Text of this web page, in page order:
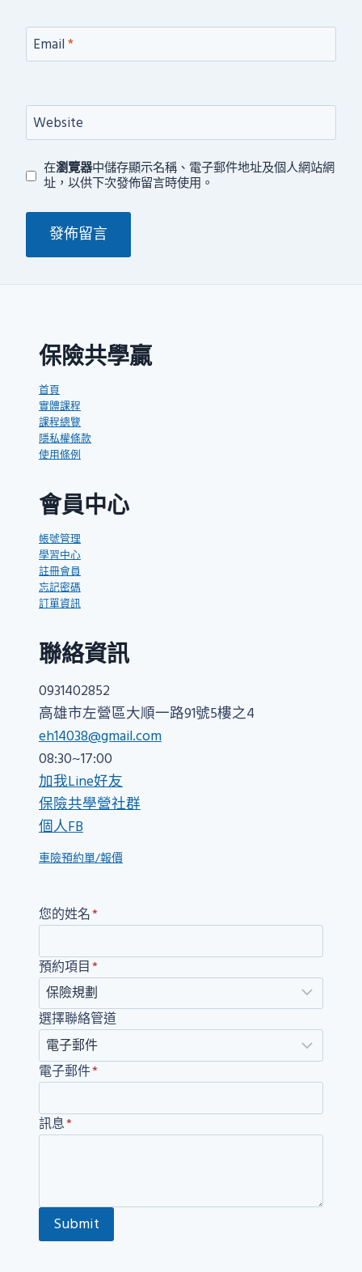
Email *
Website
在瀏覽器中儲存顯示名稱、電子郵件地址及個人網站網
址，以供下次發佈留言時使用。
保險共學贏
首頁
實體課程
課程總覽
隱私權條款
使用條例
會員中心
帳號管理
學習中心
註冊會員
忘記密碼
訂單資訊
聯絡資訊
0931402852
高雄市左營區大順一路91號5樓之4
eh14038@gmail.com
08:30~17:00
加我Line好友
保險共學營社群
個人FB
車險預約單/報價
您的姓名*
預約項目*
選擇聯絡管道
電子郵件*
訊息*
Submit